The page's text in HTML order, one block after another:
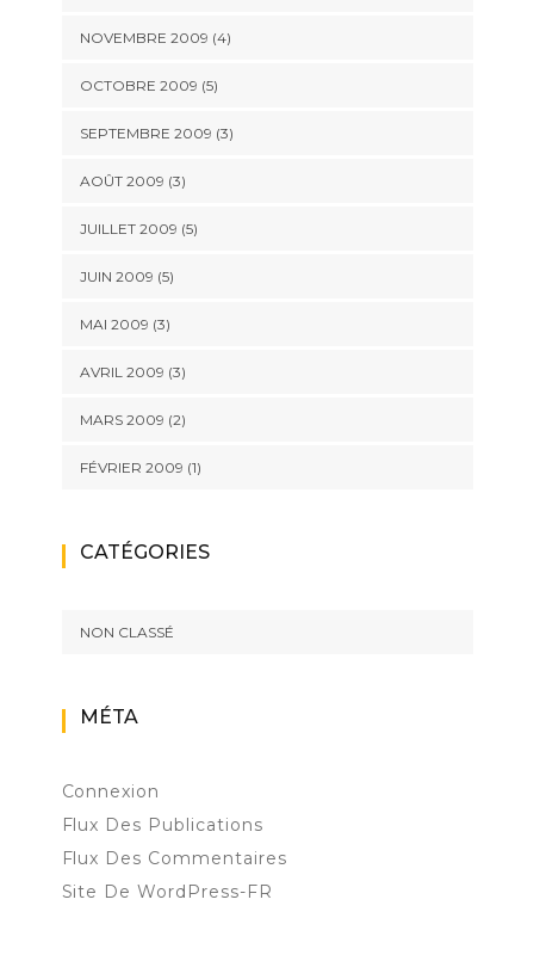
NOVEMBRE 2009 (4)
OCTOBRE 2009 (5)
SEPTEMBRE 2009 (3)
AOÛT 2009 (3)
JUILLET 2009 (5)
JUIN 2009 (5)
MAI 2009 (3)
AVRIL 2009 (3)
MARS 2009 (2)
FÉVRIER 2009 (1)
CATÉGORIES
NON CLASSÉ
MÉTA
Connexion
Flux Des Publications
Flux Des Commentaires
Site De WordPress-FR